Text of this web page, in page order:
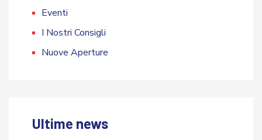
Eventi
I Nostri Consigli
Nuove Aperture
Ultime news